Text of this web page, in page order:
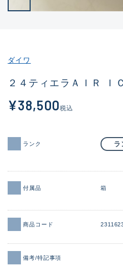
その他
新商品(1851)
価格
ダイワ
２４ティエラＡＩＲ Ｉ
¥38,500税込
ランク ラ
付属品 箱
商品コード
備考/特記事項